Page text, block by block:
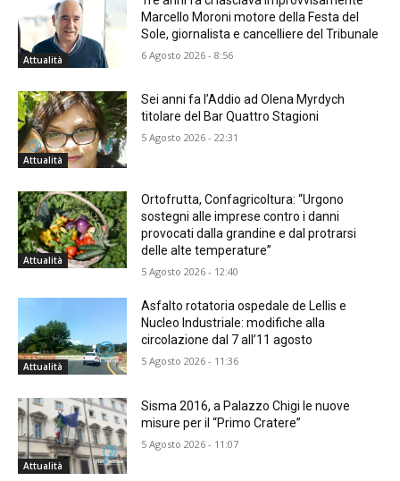
Attualità
Marcello Moroni motore della Festa del
Sole, giornalista e cancelliere del Tribunale
6 Agosto 2026 - 8:56
Attualità
Sei anni fa l’Addio ad Olena Myrdych
titolare del Bar Quattro Stagioni
5 Agosto 2026 - 22:31
Attualità
Ortofrutta, Confagricoltura: “Urgono
sostegni alle imprese contro i danni
provocati dalla grandine e dal protrarsi
delle alte temperature”
5 Agosto 2026 - 12:40
Attualità
Asfalto rotatoria ospedale de Lellis e
Nucleo Industriale: modifiche alla
circolazione dal 7 all’11 agosto
5 Agosto 2026 - 11:36
Attualità
Sisma 2016, a Palazzo Chigi le nuove
misure per il “Primo Cratere”
5 Agosto 2026 - 11:07